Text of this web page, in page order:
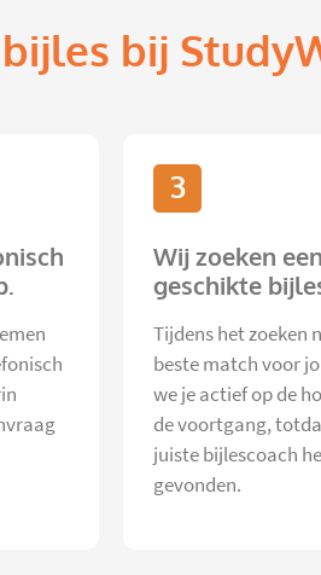
bij
3
Wij zoeken een
geschikte
Tijdens het zoeken
beste match voor
we je actief op de
de voortgang,
juiste bijlescoach
gevonden.